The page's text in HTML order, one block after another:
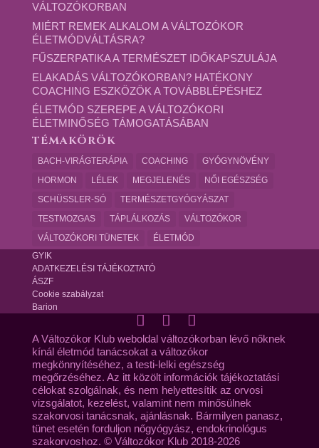
VÁLTOZÓKORBAN
MIÉRT REMEK ALKALOM A VÁLTOZÓKOR
ÉLETMÓDVÁLTÁSRA?
FŰSZERPATIKA A TERMÉSZET IDŐKAPSZULÁJA
ELAKADÁS VÁLTOZÓKORBAN? HATÉKONY
COACHING ESZKÖZÖK A TOVÁBBLÉPÉSHEZ
ÉLETMÓD SZEREPE A VÁLTOZÓKORI
ÉLETMINŐSÉG TÁMOGATÁSÁBAN
TÉMAKÖRÖK
BACH-VIRÁGTERÁPIA COACHING
GYÓGYNÖVÉNY
HORMON
LÉLEK MEGJELENÉS
NŐI EGÉSZSÉG
SCHÜSSLER-SÓ
TERMÉSZETGYÓGYÁSZAT
TESTMOZGAS
TÁPLÁLKOZÁS
VÁLTOZÓKOR
VÁLTOZÓKORI TÜNETEK
ÉLETMÓD
GYIK
ADATKEZELÉSI TÁJÉKOZTATÓ
ÁSZF
Cookie szabályzat
Barion
A Változókor Klub weboldal változókorban lévő nőknek
kínál életmód tanácsokat a változókor
megkönnyítéséhez, a testi-lelki egészség
megőrzéséhez. Az itt közölt információk tájékoztatási
célokat szolgálnak, és nem helyettesítik az orvosi
vizsgálatot, kezelést, valamint nem minősülnek
szakorvosi tanácsnak, ajánlásnak. Bármilyen panasz,
tünet esetén forduljon nőgyógyász, endokrinológus
szakorvoshoz. © Változókor Klub 2018-2026